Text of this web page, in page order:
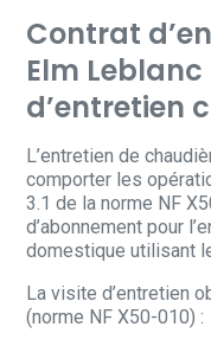
Contrat
Elm
d’entretien
L’entretien de
comporter les
3.1 de la norme NF
d’abonnement pour
domestique utilisant
La visite d’entretien
(norme NF X50-010) :